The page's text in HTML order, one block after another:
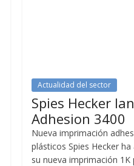
Actualidad del sector
Spies Hecker
Adhesion 3400
Nueva imprimación
plásticos Spies Hecker
su nueva imprimación